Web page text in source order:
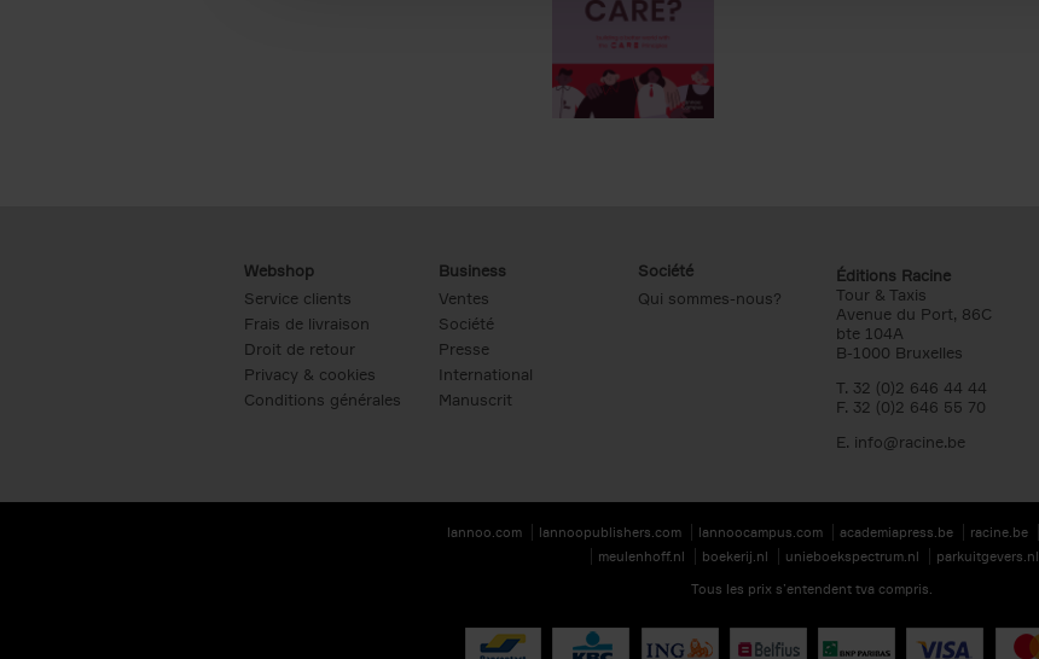
Webshop
Service clients
Frais de livraison
Droit de retour
Privacy & cookies
Conditions générales
Business
Ventes
Société
Presse
International
Manuscrit
Société
Qui sommes-nous?
Éditions Racine
Tour & Taxis
Avenue du Port, 86C
bte 104A
B-1000 Bruxelles
T. 32 (0)2 646 44 44
F. 32 (0)2 646 55 70
E. info@racine.be
lannoo.com lannoopublishers.com lannoocampus.com academiapress.be racine.be
meulenhoff.nl
boekerij.nl unieboekspectrum.nl
parkuitgevers.nl
Tous les prix s’entendent tva compris.